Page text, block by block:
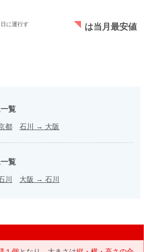
に運行す
は当月最安値
覧
都 石川 → 大阪
覧
川 大阪 → 石川